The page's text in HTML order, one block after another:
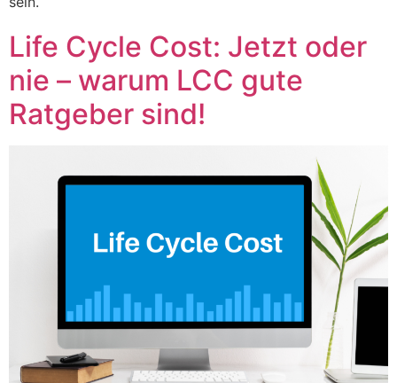
Life Cycle Cost: Jetzt oder
nie – warum LCC gute
Ratgeber sind!